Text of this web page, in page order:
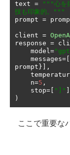
text =
"""心を
技も印象的。"""
prompt =
client =
response =
    model
=
    messages
prompt }],
    n
=5 ,
    stop
=[ "]"
)
ここで重要な